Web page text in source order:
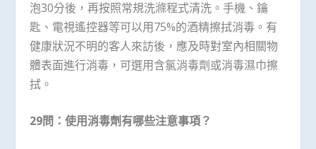
泡30分後，再按照常規洗滌程式清洗。手機、鑰
匙、電視遙控器等可以用75%的酒精擦拭消毒。有
健康狀況不明的客人來訪後，應及時對室內相關物
體表面進行消毒，可選用含氯消毒劑或消毒濕巾擦
拭。
29問：使用消毒劑有哪些注意事項？